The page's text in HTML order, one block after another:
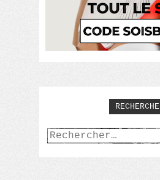
RECHERCHE
Rechercher :